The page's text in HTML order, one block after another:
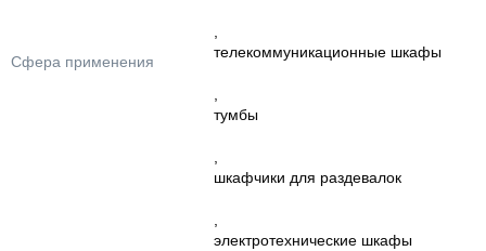
Сфера применения
,
телекоммуникационные шкафы
,
тумбы
,
шкафчики для раздевалок
,
электротехнические шкафы